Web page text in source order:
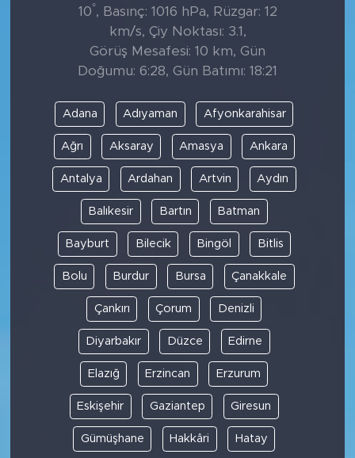
10°, Basınç: 1016 hPa, Rüzgar: 12
km/s, Çiy Noktası: 3.1,
Görüş Mesafesi: 10 km, Gün
Doğumu: 6:28, Gün Batımı: 18:21
Adana Adıyaman Afyonkarahisar
Ağrı Aksaray Amasya Ankara
Antalya Ardahan Artvin Aydın
Balıkesir Bartın Batman
Bayburt Bilecik Bingöl Bitlis
Bolu Burdur Bursa Çanakkale
Çankırı Çorum Denizli
Diyarbakır Düzce Edirne
Elazığ Erzincan Erzurum
Eskişehir Gaziantep Giresun
Gümüşhane Hakkâri Hatay